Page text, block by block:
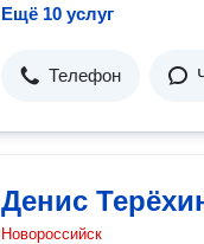
Ещё 10 услуг
Телефон
Денис
Новороссийск